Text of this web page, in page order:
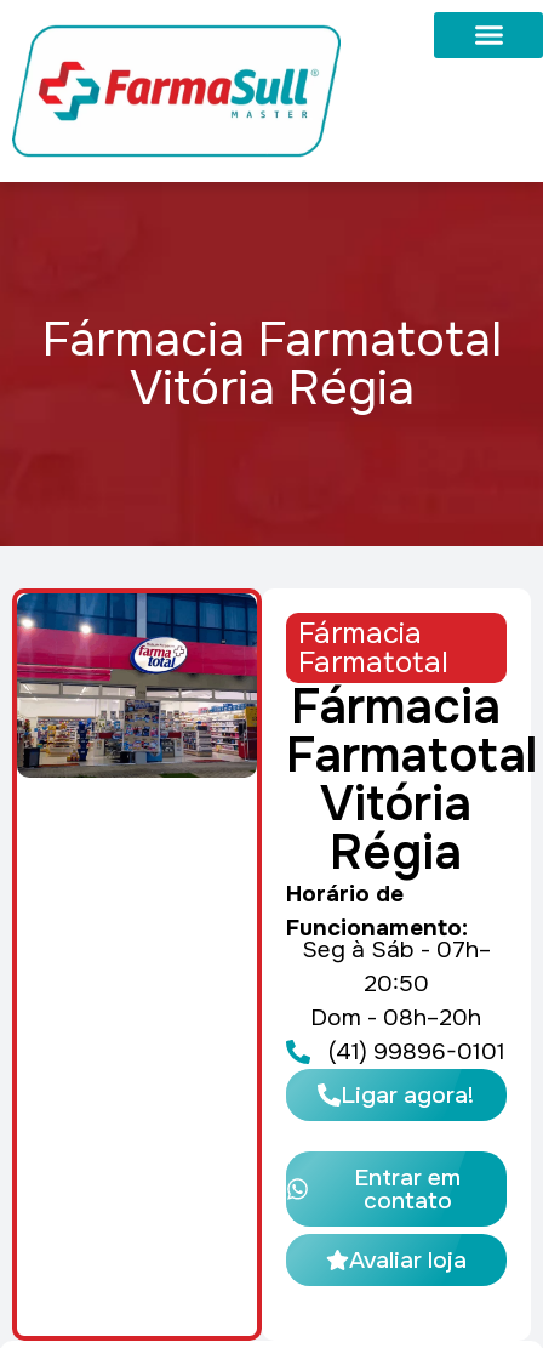
Fármacia Farmatotal
Vitória Régia
Fármacia
Farmatotal
Fármacia
Farmatotal
Vitória
Régia
Horário de
Funcionamento:
Seg à Sáb - 07h–
20:50
Dom - 08h–20h
(41) 99896-0101
Ligar agora!
Entrar em
contato
Avaliar loja